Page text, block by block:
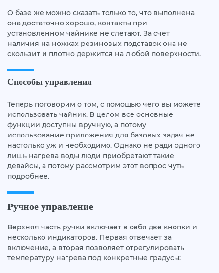
О базе же можно сказать только то, что выполнена
она достаточно хорошо, контакты при
установленном чайнике не слетают. За счет
наличия на ножках резиновых подставок она не
скользит и плотно держится на любой поверхности.
Способы управления
Теперь поговорим о том, с помощью чего вы можете
использовать чайник. В целом все основные
функции доступны вручную, а потому
использование приложения для базовых задач не
настолько уж и необходимо. Однако не ради одного
лишь нагрева воды люди приобретают такие
девайсы, а потому рассмотрим этот вопрос чуть
подробнее.
Ручное управление
Верхняя часть ручки включает в себя две кнопки и
несколько индикаторов. Первая отвечает за
включение, а вторая позволяет отрегулировать
температуру нагрева под конкретные градусы: